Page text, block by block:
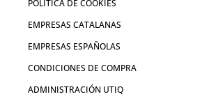
POLÍTICA DE COOKIES
EMPRESAS CATALANAS
EMPRESAS ESPAÑOLAS
CONDICIONES DE COMPRA
ADMINISTRACIÓN UTIQ